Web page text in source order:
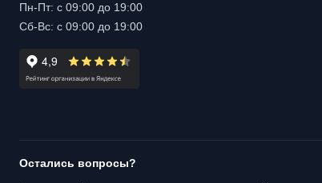
Пн-Пт: с 09:00 до 19:00
Сб-Вс: с 09:00 до 19:00
Остались вопросы?